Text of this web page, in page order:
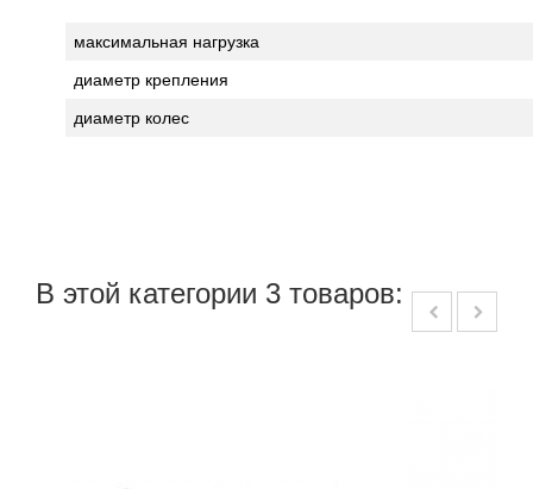
максимальная нагрузка
диаметр крепления
диаметр колес
В этой категории 3 товаров: